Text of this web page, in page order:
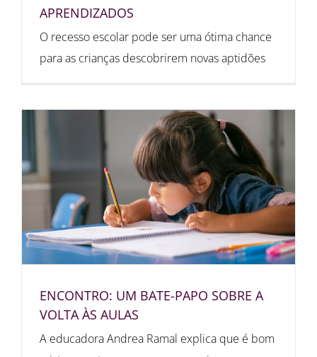
APRENDIZADOS
O recesso escolar pode ser uma ótima chance
para as crianças descobrirem novas aptidões
ENCONTRO: UM BATE-PAPO SOBRE A
VOLTA ÀS AULAS
A educadora Andrea Ramal explica que é bom